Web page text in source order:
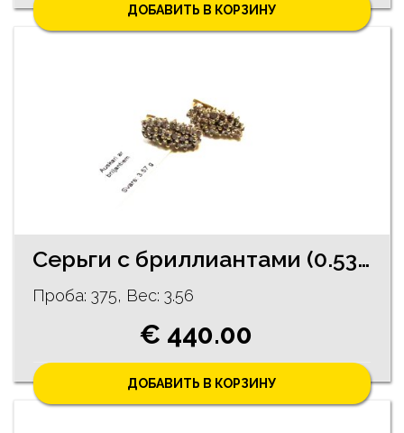
ДОБАВИТЬ В КОРЗИНУ
Cерьги c бриллиантами (0.53ct)
Проба: 375, Bес: 3.56
€ 440.00
ДОБАВИТЬ В КОРЗИНУ